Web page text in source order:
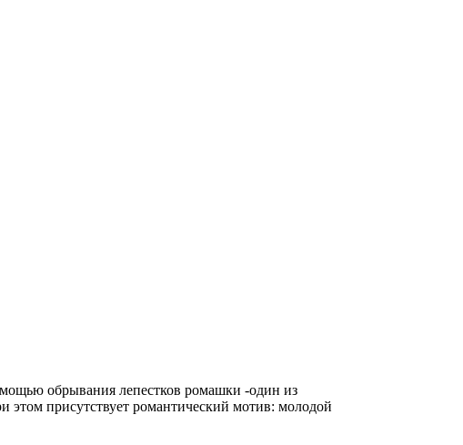
обрывания лепестков ромашки -один из
присутствует романтический мотив: молодой